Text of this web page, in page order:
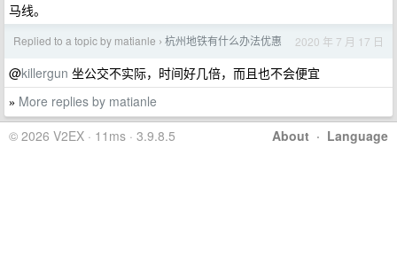
马线。
Replied to a topic by matianle › 杭州地铁有什么办法优惠 2020 年 7 月 17 日
@killergun 坐公交不实际，时间好几倍，而且也不会便宜
» More replies by matianle
About · Language
© 2026 V2EX · 11ms · 3.9.8.5